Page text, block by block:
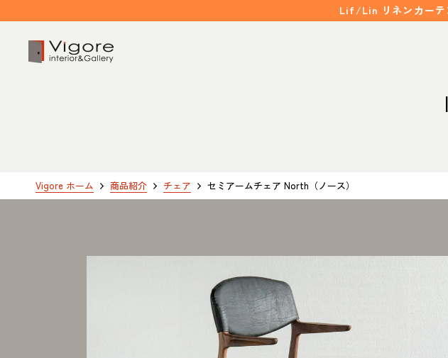
Lif/Lin リネンカーテ
EVENT / NEWS
イベント/ニュース
CONCEPT
FAQ
よくあるご質問
COLUMN
Vigore ホーム 商品紹介 チェア セミアームチェア North（ノース）